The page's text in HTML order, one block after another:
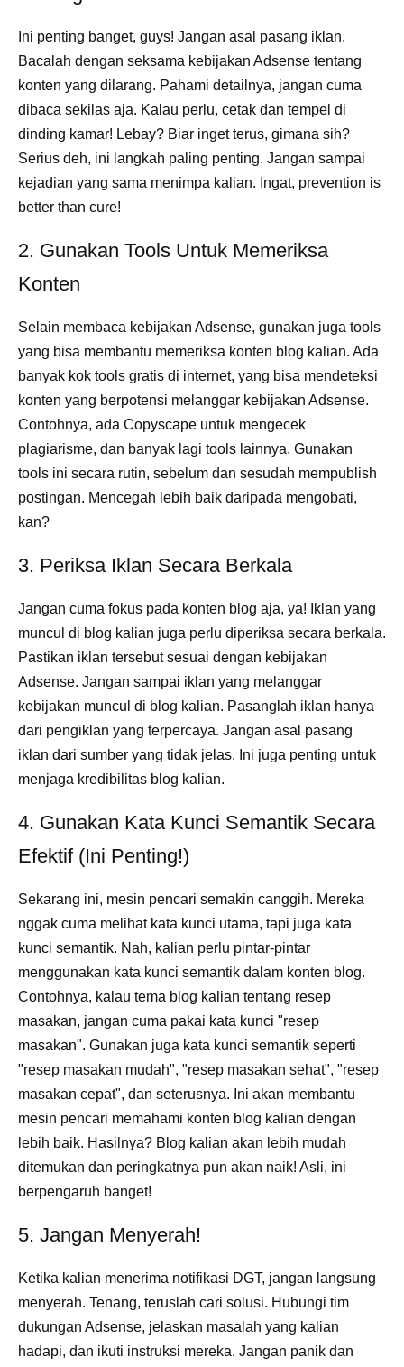
Ini penting banget, guys! Jangan asal pasang iklan.
Bacalah dengan seksama kebijakan Adsense tentang
konten yang dilarang. Pahami detailnya, jangan cuma
dibaca sekilas aja. Kalau perlu, cetak dan tempel di
dinding kamar! Lebay? Biar inget terus, gimana sih?
Serius deh, ini langkah paling penting. Jangan sampai
kejadian yang sama menimpa kalian. Ingat, prevention is
better than cure!
2. Gunakan Tools Untuk Memeriksa
Konten
Selain membaca kebijakan Adsense, gunakan juga tools
yang bisa membantu memeriksa konten blog kalian. Ada
banyak kok tools gratis di internet, yang bisa mendeteksi
konten yang berpotensi melanggar kebijakan Adsense.
Contohnya, ada Copyscape untuk mengecek
plagiarisme, dan banyak lagi tools lainnya. Gunakan
tools ini secara rutin, sebelum dan sesudah mempublish
postingan. Mencegah lebih baik daripada mengobati,
kan?
3. Periksa Iklan Secara Berkala
Jangan cuma fokus pada konten blog aja, ya! Iklan yang
muncul di blog kalian juga perlu diperiksa secara berkala.
Pastikan iklan tersebut sesuai dengan kebijakan
Adsense. Jangan sampai iklan yang melanggar
kebijakan muncul di blog kalian. Pasanglah iklan hanya
dari pengiklan yang terpercaya. Jangan asal pasang
iklan dari sumber yang tidak jelas. Ini juga penting untuk
menjaga kredibilitas blog kalian.
4. Gunakan Kata Kunci Semantik Secara
Efektif (Ini Penting!)
Sekarang ini, mesin pencari semakin canggih. Mereka
nggak cuma melihat kata kunci utama, tapi juga kata
kunci semantik. Nah, kalian perlu pintar-pintar
menggunakan kata kunci semantik dalam konten blog.
Contohnya, kalau tema blog kalian tentang resep
masakan, jangan cuma pakai kata kunci "resep
masakan". Gunakan juga kata kunci semantik seperti
"resep masakan mudah", "resep masakan sehat", "resep
masakan cepat", dan seterusnya. Ini akan membantu
mesin pencari memahami konten blog kalian dengan
lebih baik. Hasilnya? Blog kalian akan lebih mudah
ditemukan dan peringkatnya pun akan naik! Asli, ini
berpengaruh banget!
5. Jangan Menyerah!
Ketika kalian menerima notifikasi DGT, jangan langsung
menyerah. Tenang, teruslah cari solusi. Hubungi tim
dukungan Adsense, jelaskan masalah yang kalian
hadapi, dan ikuti instruksi mereka. Jangan panik dan